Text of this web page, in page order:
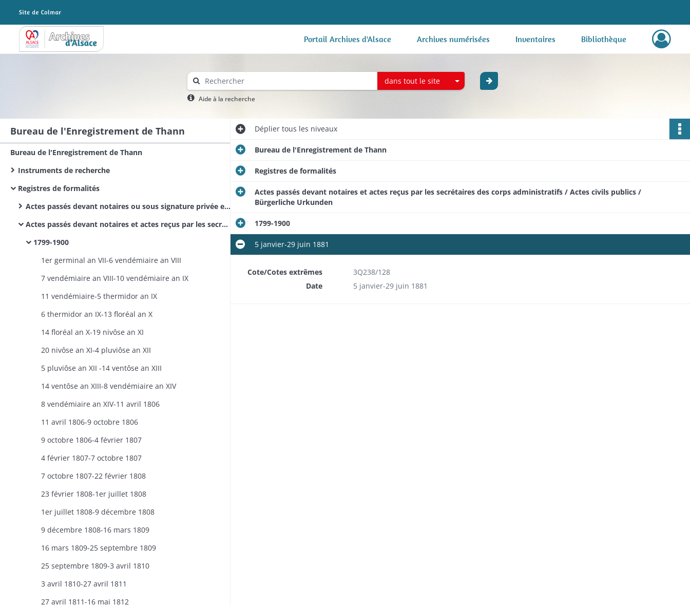
Archives Alsace - Colmar Portail Archives d'Alsace Archives numérisées Inventaires Bibliothèque
dans tout le site
Aide à la recherche
Bureau de l'Enregistrement de Thann
Bureau de l'Enregistrement de Thann
Instruments de recherche
Registres de formalités
Actes passés devant notaires ou sous signature privée et actes reçus par les secrétaires des corps municipaux et administratifs
Actes passés devant notaires et actes reçus par les secrétaires des corps administratifs / Actes civils publics / Bürgerliche Urkunden
1799-1900
1er germinal an VII-6 vendémiaire an VIII
7 vendémiaire an VIII-10 vendémiaire an IX
11 vendémiaire-5 thermidor an IX
6 thermidor an IX-13 floréal an X
14 floréal an X-19 nivôse an XI
20 nivôse an XI-4 pluviôse an XII
5 pluviôse an XII -14 ventôse an XIII
14 ventôse an XIII-8 vendémiaire an XIV
8 vendémiaire an XIV-11 avril 1806
11 avril 1806-9 octobre 1806
9 octobre 1806-4 février 1807
4 février 1807-7 octobre 1807
7 octobre 1807-22 février 1808
23 février 1808-1er juillet 1808
1er juillet 1808-9 décembre 1808
9 décembre 1808-16 mars 1809
16 mars 1809-25 septembre 1809
25 septembre 1809-3 avril 1810
3 avril 1810-27 avril 1811
27 avril 1811-16 mai 1812
Dépliertous les niveaux
Bureau de l'Enregistrement de Thann
Registres de formalités
Actes passés devant notaires et actes reçus par les secrétaires des corps administratifs / Actes civils publics /
Bürgerliche Urkunden
1799-1900
5 janvier-29 juin 1881
Cote/Cotes extrêmes
3Q238/128
Date
5 janvier-29 juin 1881